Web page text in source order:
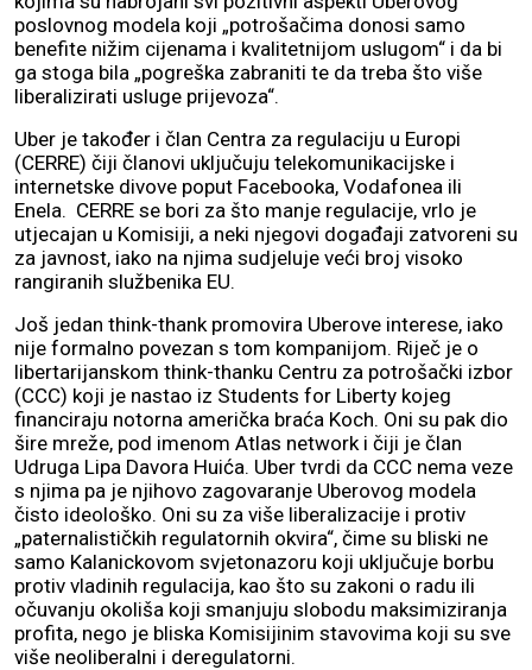
poslovnog modela koji „potrošačima donosi samo
benefite nižim cijenama i kvalitetnijom uslugom“ i da bi
ga stoga bila „pogreška zabraniti te da treba što više
liberalizirati usluge prijevoza“.
Uber je također i član Centra za regulaciju u Europi
(CERRE) čiji članovi uključuju telekomunikacijske i
internetske divove poput Facebooka, Vodafonea ili
Enela. CERRE se bori za što manje regulacije, vrlo je
utjecajan u Komisiji, a neki njegovi događaji zatvoreni su
za javnost, iako na njima sudjeluje veći broj visoko
rangiranih službenika EU.
Još jedan think-thank promovira Uberove interese, iako
nije formalno povezan s tom kompanijom. Riječ je o
libertarijanskom think-thanku Centru za potrošački izbor
(CCC) koji je nastao iz Students for Liberty kojeg
financiraju notorna američka braća Koch. Oni su pak dio
šire mreže, pod imenom Atlas network i čiji je član
Udruga Lipa Davora Huića. Uber tvrdi da CCC nema veze
s njima pa je njihovo zagovaranje Uberovog modela
čisto ideološko. Oni su za više liberalizacije i protiv
„paternalističkih regulatornih okvira“, čime su bliski ne
samo Kalanickovom svjetonazoru koji uključuje borbu
protiv vladinih regulacija, kao što su zakoni o radu ili
očuvanju okoliša koji smanjuju slobodu maksimiziranja
profita, nego je bliska Komisijinim stavovima koji su sve
više neoliberalni i deregulatorni.